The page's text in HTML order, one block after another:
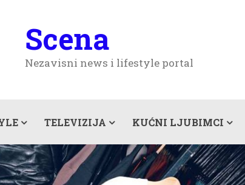
Scena
Nezavisni news i lifestyle portal
TELEVIZIJA KUĆNI LJUBIMCI